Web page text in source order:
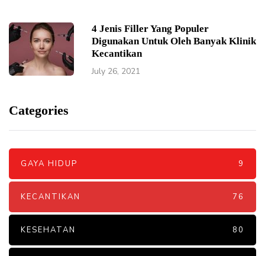
4 Jenis Filler Yang Populer
Digunakan Untuk Oleh Banyak Klinik
Kecantikan
July 26, 2021
Categories
GAYA HIDUP 9
KECANTIKAN 76
KESEHATAN 80